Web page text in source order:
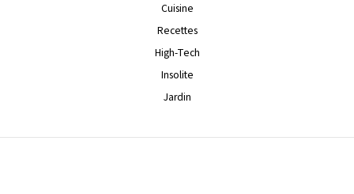
Cuisine
Recettes
High-Tech
Insolite
Jardin